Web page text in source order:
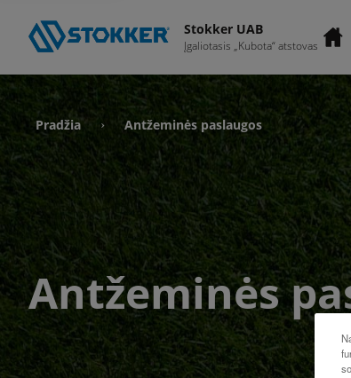
Stokker UAB
Įgaliotasis „Kubota“ atstovas
Pradžia › Antžeminės paslaugos
Antžeminės